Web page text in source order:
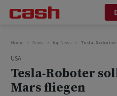
Home News Top News Tesla-Roboter
USA
Tesla-Roboter
Mars fliegen